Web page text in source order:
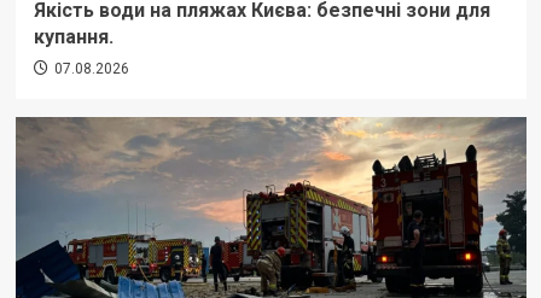
Якість води на пляжах Києва: безпечні зони для
купання.
07.08.2026